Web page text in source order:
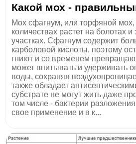
Какой мох -
Мох сфагнум, или торфяной
количествах растет на болотах
участках. Сфагнум содержит
карболовой кислоты, поэтому
гниют и со временем
может впитывать и удерживать
воды, сохраняя
также обладает
субстрате не могут жить даже
том числе - бактерии
свое применение и в к...